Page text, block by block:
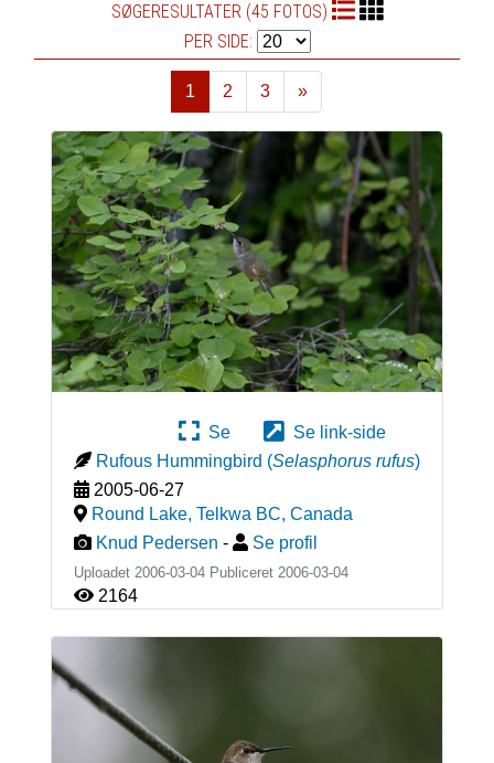
SØGERESULTATER (45 FOTOS)
PER SIDE:
1 2 3
»
Næste
Se
Se link-side
Rufous Hummingbird (Selasphorus rufus)
2005-06-27
Round Lake, Telkwa BC, Canada
Knud Pedersen - Se profil
Uploadet 2006-03-04 Publiceret 2006-03-04
2164